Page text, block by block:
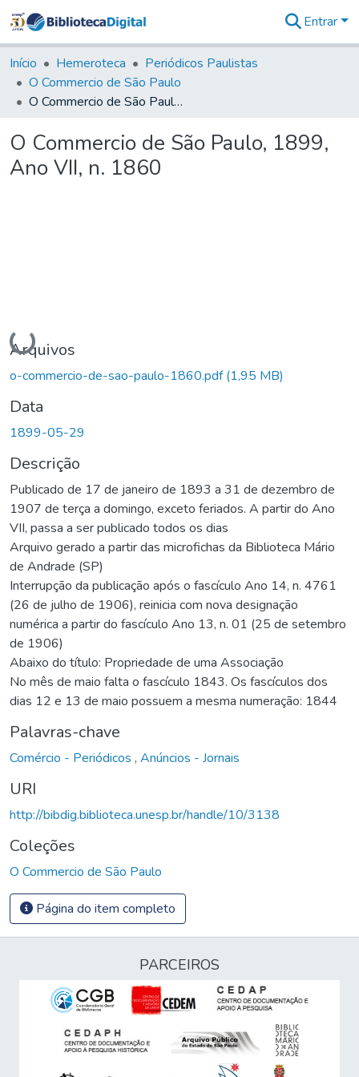
&
Coleções
Tudo na
Biblioteca
Estatísticas
Entrar
Início Hemeroteca
Periódicos Paulistas
O Commercio de São Paulo
O Commercio de São Paulo, 1899, Ano VII, n. 1860
O Commercio de São Paulo, 1899,
Ano VII, n. 1860
Carregando...
Arquivos
o-commercio-de-sao-paulo-1860.pdf(1,95 MB)
Data
1899-05-29
Descrição
Publicado de 17 de janeiro de 1893 a 31 de dezembro de
1907 de terça a domingo, exceto feriados. A partir do Ano
VII, passa a ser publicado todos os dias
Arquivo gerado a partir das microfichas da Biblioteca Mário
de Andrade (SP)
Interrupção da publicação após o fascículo Ano 14, n. 4761
(26 de julho de 1906), reinicia com nova designação
numérica a partir do fascículo Ano 13, n. 01 (25 de setembro
de 1906)
Abaixo do título: Propriedade de uma Associação
No mês de maio falta o fascículo 1843. Os fascículos dos
dias 12 e 13 de maio possuem a mesma numeração: 1844
Palavras-chave
Comércio - Periódicos , Anúncios - Jornais
URI
http://bibdig.biblioteca.unesp.br/handle/10/3138
Coleções
O Commercio de São Paulo
Página do item completo
PARCEIROS